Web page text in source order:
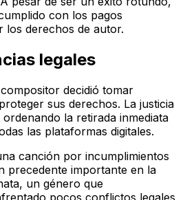
con los pagos
los derechos de autor.
legales
decidió tomar
sus derechos. La justicia
la retirada inmediata
las plataformas digitales.
canción por incumplimientos
precedente importante en la
un género que
pocos conflictos legales